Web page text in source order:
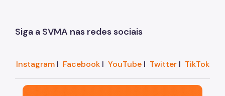
Siga a SVMA nas redes sociais
InstagramI FacebookI YouTubeI TwitterI TikTok
São Paulo, cidade inteligente, resiliente e sustentável